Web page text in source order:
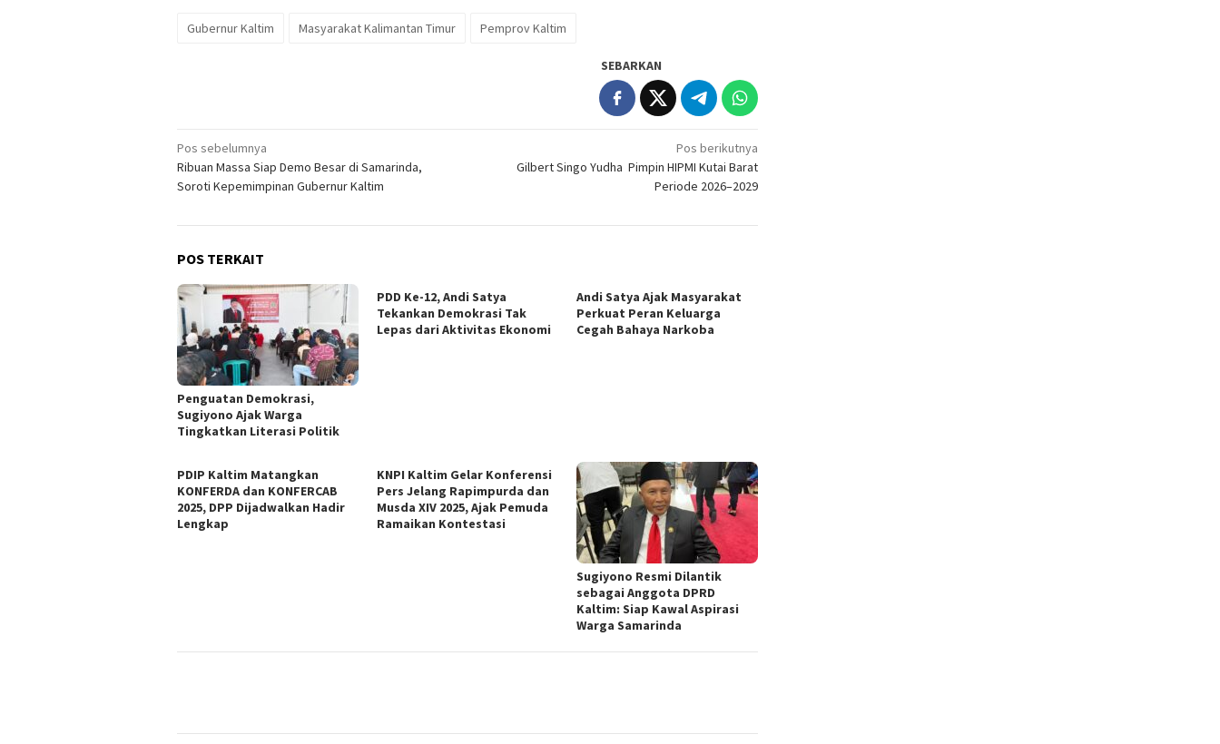
Gubernur Kaltim Masyarakat Kalimantan Timur Pemprov Kaltim
SEBARKAN
Navigasi
pos
Pos sebelumnya
Ribuan Massa Siap Demo Besar di Samarinda,
Soroti Kepemimpinan Gubernur Kaltim
Pos berikutnya
Gilbert Singo Yudha Pimpin HIPMI Kutai Barat
Periode 2026–2029
POS TERKAIT
Penguatan Demokrasi,
Sugiyono Ajak Warga
Tingkatkan Literasi Politik
PDD Ke-12, Andi Satya
Tekankan Demokrasi Tak
Lepas dari Aktivitas Ekonomi
Andi Satya Ajak Masyarakat
Perkuat Peran Keluarga
Cegah Bahaya Narkoba
PDIP Kaltim Matangkan
KONFERDA dan KONFERCAB
2025, DPP Dijadwalkan Hadir
Lengkap
KNPI Kaltim Gelar Konferensi
Pers Jelang Rapimpurda dan
Musda XIV 2025, Ajak Pemuda
Ramaikan Kontestasi
Sugiyono Resmi Dilantik
sebagai Anggota DPRD
Kaltim: Siap Kawal Aspirasi
Warga Samarinda